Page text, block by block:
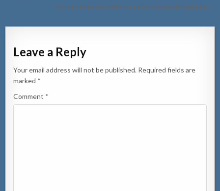
Polis ta tene control hasta den oranan di madruga →
Leave a Reply
Your email address will not be published. Required fields are
marked *
Comment *